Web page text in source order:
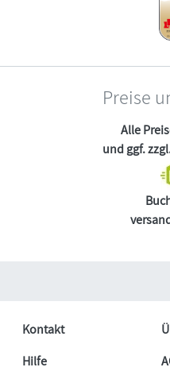
Preise
Alle
und ggf.
Kontakt
Hilfe